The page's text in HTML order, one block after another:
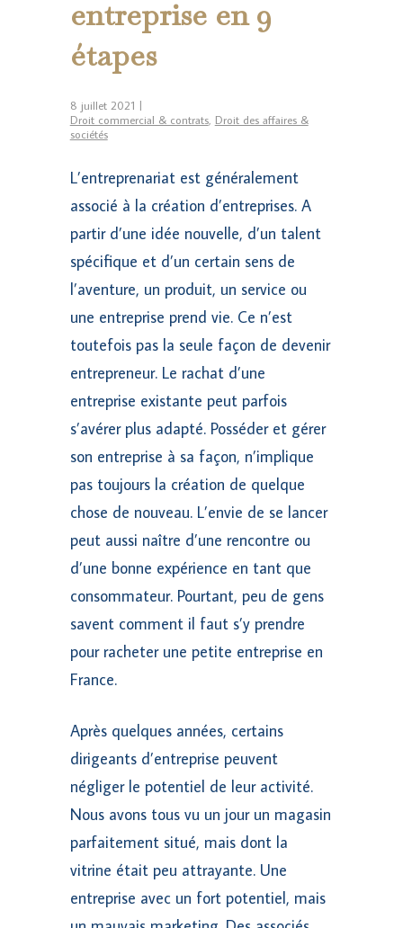
entreprise en 9
étapes
8 juillet 2021
Droit commercial & contrats, Droit des affaires &
sociétés
L’entreprenariat est généralement
associé à la création d’entreprises. A
partir d’une idée nouvelle, d’un talent
spécifique et d’un certain sens de
l’aventure, un produit, un service ou
une entreprise prend vie. Ce n’est
toutefois pas la seule façon de devenir
entrepreneur. Le rachat d’une
entreprise existante peut parfois
s’avérer plus adapté. Posséder et gérer
son entreprise à sa façon, n’implique
pas toujours la création de quelque
chose de nouveau. L’envie de se lancer
peut aussi naître d’une rencontre ou
d’une bonne expérience en tant que
consommateur. Pourtant, peu de gens
savent comment il faut s’y prendre
pour racheter une petite entreprise en
France.
Après quelques années, certains
dirigeants d’entreprise peuvent
négliger le potentiel de leur activité.
Nous avons tous vu un jour un magasin
parfaitement situé, mais dont la
vitrine était peu attrayante. Une
entreprise avec un fort potentiel, mais